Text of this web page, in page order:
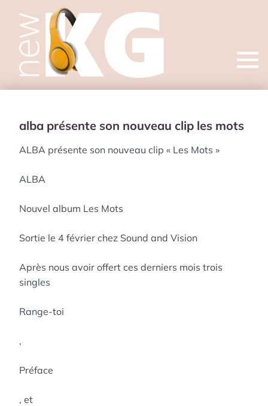
Open
alba présente son nouveau clip les mots
ALBA présente son nouveau clip « Les Mots »
ALBA
Nouvel album Les Mots
Sortie le 4 février chez Sound and Vision
Après nous avoir offert ces derniers mois trois
singles
Range-toi
,
Préface
, et